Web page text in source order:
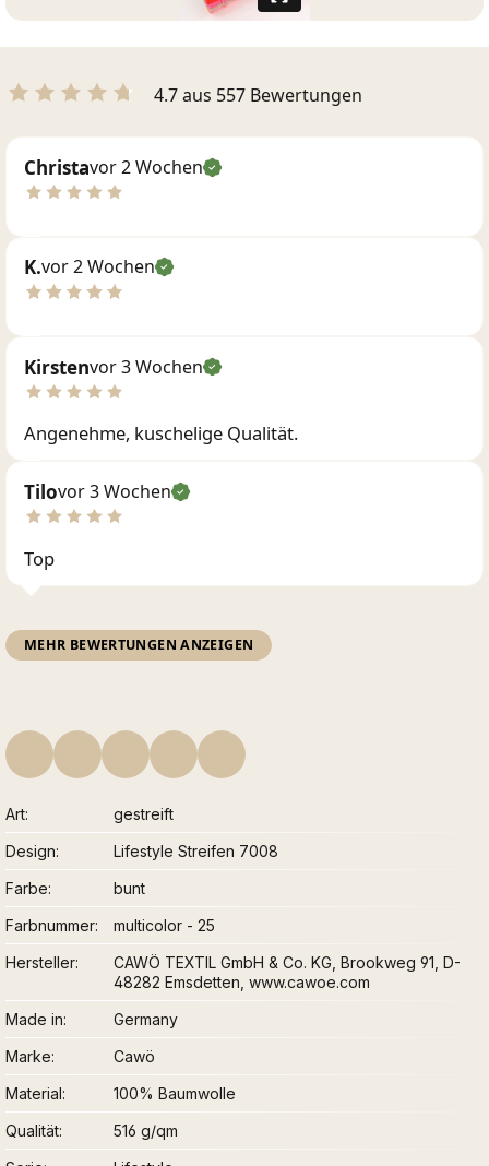
4.7 aus 557 Bewertungen
Christavor 2 Wochen
K.vor 2 Wochen
Kirstenvor 3 Wochen
Angenehme, kuschelige Qualität.
Tilovor 3 Wochen
Top
MEHR BEWERTUNGEN ANZEIGEN
Art
gestreift
Design
Lifestyle Streifen 7008
Farbe
bunt
Farbnummer
multicolor - 25
Hersteller
CAWÖ TEXTIL GmbH & Co. KG, Brookweg 91, D-
48282 Emsdetten, www.cawoe.com
Made in
Germany
Marke
Cawö
Material
100% Baumwolle
Qualität
516 g/qm